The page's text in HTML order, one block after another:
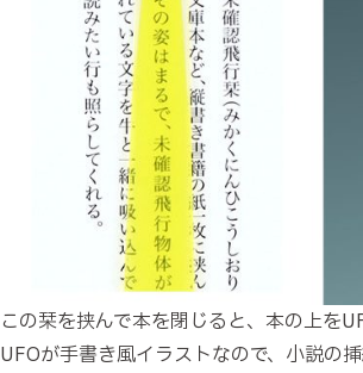
この栞を挟んで本を閉じると、本の上を
UFOが手書き風イラストなので、小説の